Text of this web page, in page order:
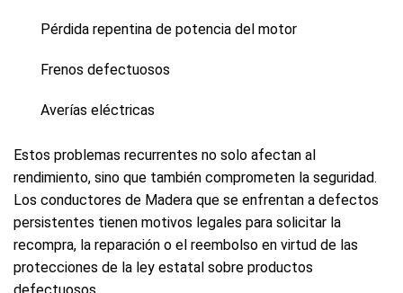
Pérdida repentina de potencia del motor
Frenos defectuosos
Averías eléctricas
Estos problemas recurrentes no solo afectan al
rendimiento, sino que también comprometen la seguridad.
Los conductores de Madera que se enfrentan a defectos
persistentes tienen motivos legales para solicitar la
recompra, la reparación o el reembolso en virtud de las
protecciones de la ley estatal sobre productos